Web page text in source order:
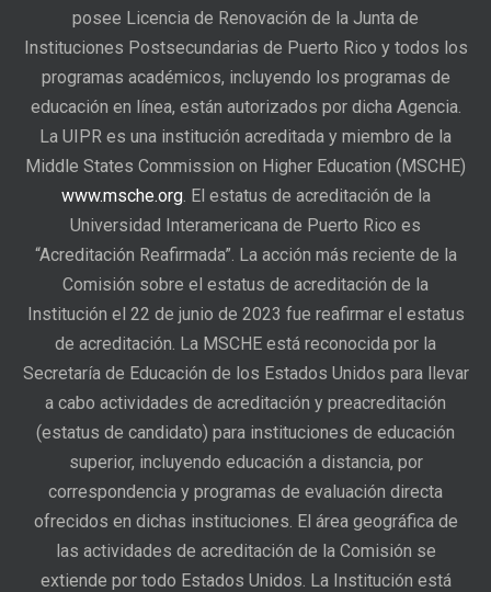
posee Licencia de Renovación de la Junta de
Instituciones Postsecundarias de Puerto Rico y todos los
programas académicos, incluyendo los programas de
educación en línea, están autorizados por dicha Agencia.
La UIPR es una institución acreditada y miembro de la
Middle States Commission on Higher Education (MSCHE)
www.msche.org. El estatus de acreditación de la
Universidad Interamericana de Puerto Rico es
“Acreditación Reafirmada”. La acción más reciente de la
Comisión sobre el estatus de acreditación de la
Institución el 22 de junio de 2023 fue reafirmar el estatus
de acreditación. La MSCHE está reconocida por la
Secretaría de Educación de los Estados Unidos para llevar
a cabo actividades de acreditación y preacreditación
(estatus de candidato) para instituciones de educación
superior, incluyendo educación a distancia, por
correspondencia y programas de evaluación directa
ofrecidos en dichas instituciones. El área geográfica de
las actividades de acreditación de la Comisión se
extiende por todo Estados Unidos. La Institución está